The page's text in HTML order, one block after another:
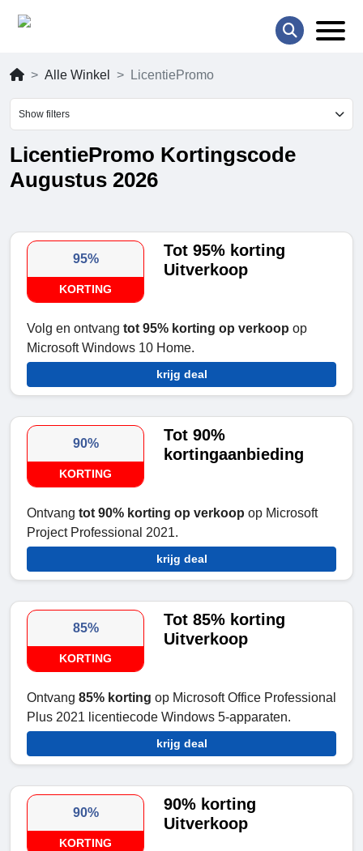
Alle Winkel LicentiePromo
Show filters
LicentiePromo Kortingscode
Augustus 2026
95%
KORTING
Tot 95% korting
Uitverkoop
Volg en ontvang tot 95% korting op verkoop op
Microsoft Windows 10 Home.
krijg deal
90%
KORTING
Tot 90%
kortingaanbieding
Ontvang tot 90% korting op verkoop op Microsoft
Project Professional 2021.
krijg deal
85%
KORTING
Tot 85% korting
Uitverkoop
Ontvang 85% korting op Microsoft Office Professional
Plus 2021 licentiecode Windows 5-apparaten.
krijg deal
90%
KORTING
90% korting
Uitverkoop